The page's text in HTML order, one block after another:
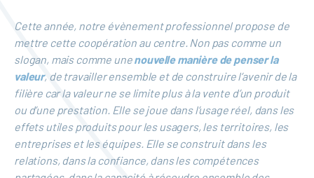
Cette année, notre évènement professionnel propose de
mettre cette coopération au centre. Non pas comme un
slogan, mais comme unenouvelle manière de penser la
valeur, de travailler ensemble et de construire l’avenir de la
filière car la valeur ne se limite plus à la vente d’un produit
ou d’une prestation. Elle se joue dans l’usage réel, dans les
effets utiles produits pour les usagers, les territoires, les
entreprises et les équipes. Elle se construit dans les
relations, dans la confiance, dans les compétences